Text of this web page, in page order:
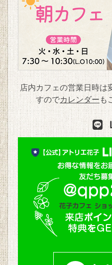
店内カフェの営業日時は
すのでカレンダー も